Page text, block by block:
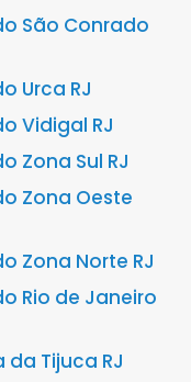
São Conrado
Urca RJ
Vidigal RJ
Zona Sul RJ
Zona Oeste
Zona Norte RJ
Rio de Janeiro
Tijuca RJ